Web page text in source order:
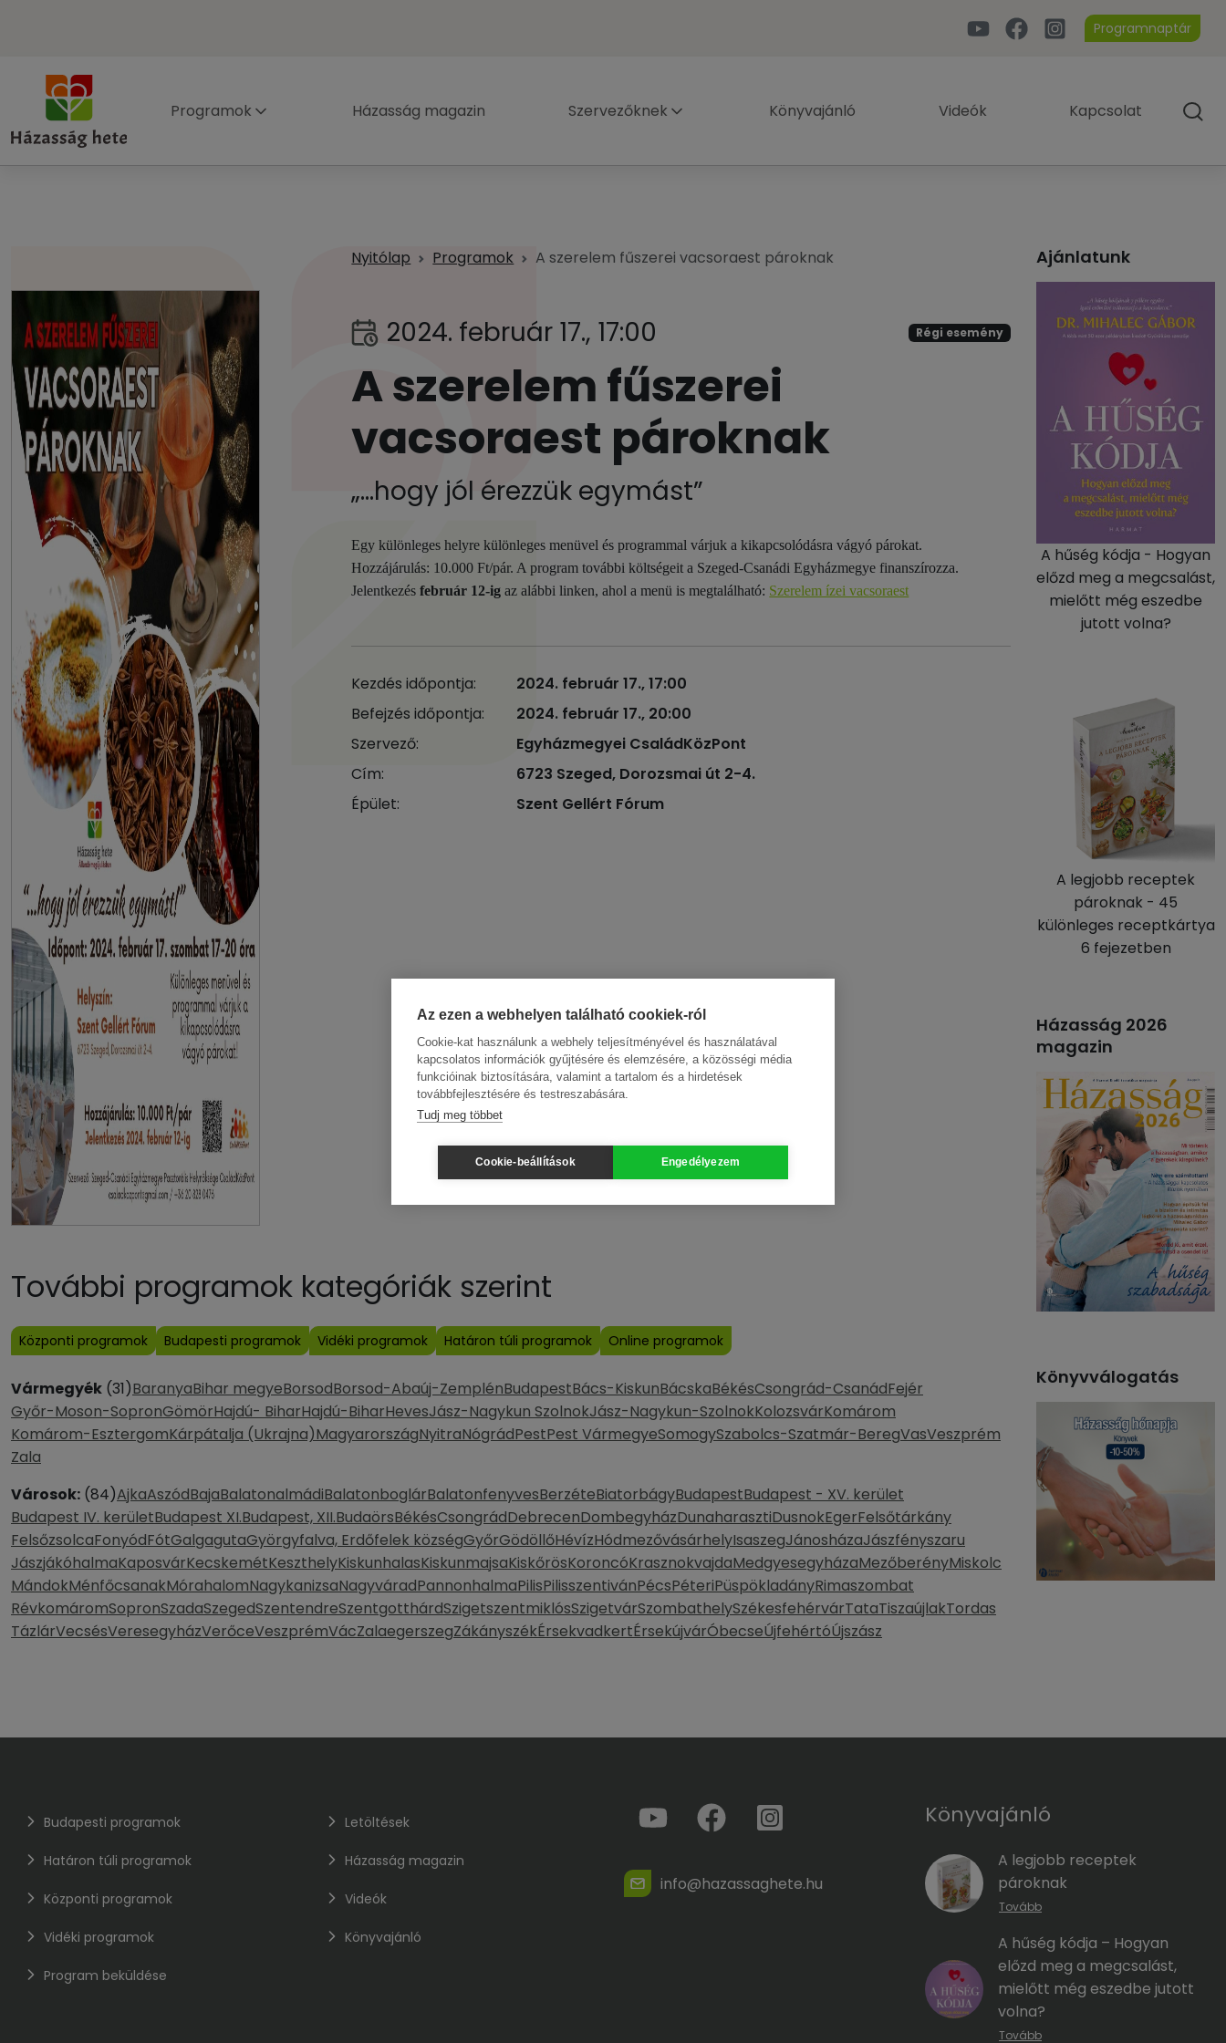
Programnaptár
Programok Házasság magazin Szervezőknek Könyvajánló Videók Kapcsolat
Nyitólap Programok A szerelem fűszerei vacsoraest pároknak
2024. február 17., 17:00 Régi esemény
A szerelem fűszerei
vacsoraest pároknak
„…hogy jól érezzük egymást”
Egy különleges helyre különleges menüvel és programmal várjuk a kikapcsolódásra vágyó párokat.
Hozzájárulás: 10.000 Ft/pár. A program további költségeit a Szeged-Csanádi Egyházmegye finanszírozza.
Jelentkezés február 12-igaz alábbi linken, ahol a menü is megtalálható: Szerelem ízei vacsoraest
Kezdés időpontja:
2024. február 17., 17:00
Befejzés időpontja:
2024. február 17., 20:00
Szervező:
Egyházmegyei CsaládKözPont
Cím:
6723 Szeged, Dorozsmai út 2-4.
Épület:
Szent Gellért Fórum
További programok kategóriák szerint
Központi programok Budapesti programok Vidéki programok Határon túli programok Online programok
Vármegyék (31)BaranyaBihar megyeBorsodBorsod-Abaúj-ZemplénBudapestBács-KiskunBácskaBékésCsongrád-CsanádFejér
Győr-Moson-SopronGömörHajdú- BiharHajdú-BiharHevesJász-Nagykun SzolnokJász-Nagykun-SzolnokKolozsvárKomárom
Komárom-EsztergomKárpátalja (Ukrajna)MagyarországNyitraNógrádPestPest VármegyeSomogySzabolcs-Szatmár-BeregVasVeszprém
Zala
Városok: (84)AjkaAszódBajaBalatonalmádiBalatonboglárBalatonfenyvesBerzéteBiatorbágyBudapestBudapest - XV. kerület
Budapest IV. kerületBudapest XI.Budapest, XII.BudaörsBékésCsongrádDebrecenDombegyházDunaharasztiDusnokEgerFelsőtárkány
FelsőzsolcaFonyódFótGalgagutaGyörgyfalva, Erdőfelek községGyőrGödöllőHévízHódmezővásárhelyIsaszegJánosházaJászfényszaru
JászjákóhalmaKaposvárKecskemétKeszthelyKiskunhalasKiskunmajsaKiskőrösKoroncóKrasznokvajdaMedgyesegyházaMezőberényMiskolc
MándokMénfőcsanakMórahalomNagykanizsaNagyváradPannonhalmaPilisPilisszentivánPécsPéteriPüspökladányRimaszombat
RévkomáromSopronSzadaSzegedSzentendreSzentgotthárdSzigetszentmiklósSzigetvárSzombathelySzékesfehérvárTataTiszaújlakTordas
TázlárVecsésVeresegyházVerőceVeszprémVácZalaegerszegZákányszékÉrsekvadkertÉrsekújvárÓbecseÚjfehértóÚjszász
Ajánlatunk
A hűség kódja - Hogyan
előzd meg a megcsalást,
mielőtt még eszedbe
jutott volna?
A legjobb receptek
pároknak - 45
különleges receptkártya
6 fejezetben
Házasság 2026
magazin
Könyvválogatás
Budapesti programok
Határon túli programok
Központi programok
Vidéki programok
Program beküldése
Letöltések
Házasság magazin
Videók
Könyvajánló
info@hazassaghete.hu
Könyvajánló
A legjobb receptek
pároknak
Tovább
A hűség kódja – Hogyan
előzd meg a megcsalást,
mielőtt még eszedbe jutott
volna?
Tovább
Az ezen a webhelyen található cookiek-ról
Cookie-kat használunk a webhely teljesítményével és használatával
kapcsolatos információk gyűjtésére és elemzésére, a közösségi média
funkcióinak biztosítására, valamint a tartalom és a hirdetések
továbbfejlesztésére és testreszabására.
Tudj meg többet
Cookie-beállítások Engedélyezem